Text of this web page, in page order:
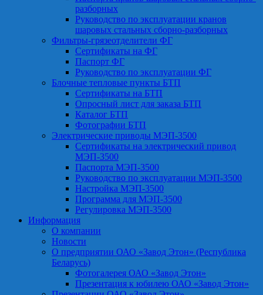
разборных
Руководство по эксплуатации кранов
шаровых стальных сборно-разборных
Фильтры-грязеотделители ФГ
Сертификаты на ФГ
Паспорт ФГ
Руководство по эксплуатации ФГ
Блочные тепловые пункты БТП
Сертификаты на БТП
Опросный лист для заказа БТП
Каталог БТП
Фотографии БТП
Электрические приводы МЭП-3500
Сертификаты на электрический привод
МЭП-3500
Паспорта МЭП-3500
Руководство по эксплуатации МЭП-3500
Настройка МЭП-3500
Программа для МЭП-3500
Регулировка МЭП-3500
Информация
О компании
Новости
О предприятии ОАО «Завод Этон» (Республика
Беларусь)
Фотогалерея ОАО «Завод Этон»
Презентация к юбилею ОАО «Завод Этон»